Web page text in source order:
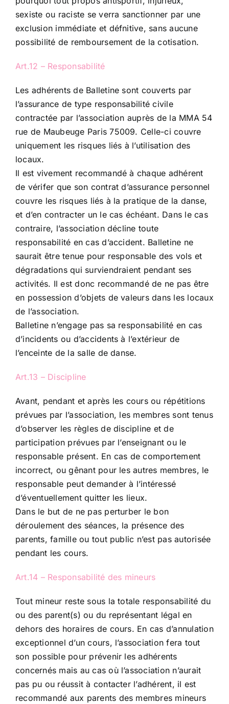
sexiste ou raciste se verra sanctionner par une
exclusion immédiate et défnitive, sans aucune
possibilité de remboursement de la cotisation.
Art.12 – Responsabilité
Les adhérents de Balletine sont couverts par
l’assurance de type responsabilité civile
contractée par l’association auprès de la MMA 54
rue de Maubeuge Paris 75009. Celle-ci couvre
uniquement les risques liés à l’utilisation des
locaux.
Il est vivement recommandé à chaque adhérent
de vérifer que son contrat d’assurance personnel
couvre les risques liés à la pratique de la danse,
et d’en contracter un le cas échéant. Dans le cas
contraire, l’association décline toute
responsabilité en cas d’accident. Balletine ne
saurait être tenue pour responsable des vols et
dégradations qui surviendraient pendant ses
activités. Il est donc recommandé de ne pas être
en possession d’objets de valeurs dans les locaux
de l’association.
Balletine n’engage pas sa responsabilité en cas
d’incidents ou d’accidents à l’extérieur de
l’enceinte de la salle de danse.
Art.13 – Discipline
Avant, pendant et après les cours ou répétitions
prévues par l’association, les membres sont tenus
d’observer les règles de discipline et de
participation prévues par l’enseignant ou le
responsable présent. En cas de comportement
incorrect, ou gênant pour les autres membres, le
responsable peut demander à l’intéressé
d’éventuellement quitter les lieux.
Dans le but de ne pas perturber le bon
déroulement des séances, la présence des
parents, famille ou tout public n’est pas autorisée
pendant les cours.
Art.14 – Responsabilité des mineurs
Tout mineur reste sous la totale responsabilité du
ou des parent(s) ou du représentant légal en
dehors des horaires de cours. En cas d’annulation
exceptionnel d’un cours, l’association fera tout
son possible pour prévenir les adhérents
concernés mais au cas où l’association n’aurait
pas pu ou réussit à contacter l’adhérent, il est
recommandé aux parents des membres mineurs